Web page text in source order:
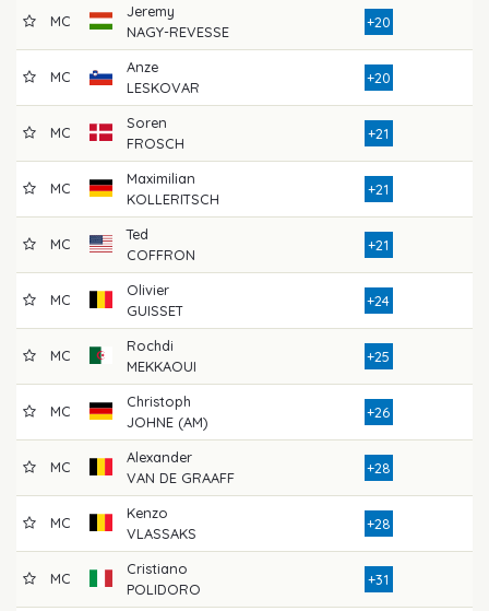
MC
Jeremy
NAGY-REVESSE
+20
MC
Anze
LESKOVAR
+20
MC
Soren
FROSCH
+21
MC
Maximilian
KOLLERITSCH
+21
MC
Ted
COFFRON
+21
MC
Olivier
GUISSET
+24
MC
Rochdi
MEKKAOUI
+25
MC
Christoph
JOHNE (AM)
+26
MC
Alexander
VAN DE GRAAFF
+28
MC
Kenzo
VLASSAKS
+28
MC
Cristiano
POLIDORO
+31